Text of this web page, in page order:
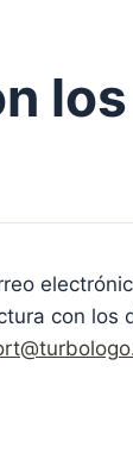
los
con los